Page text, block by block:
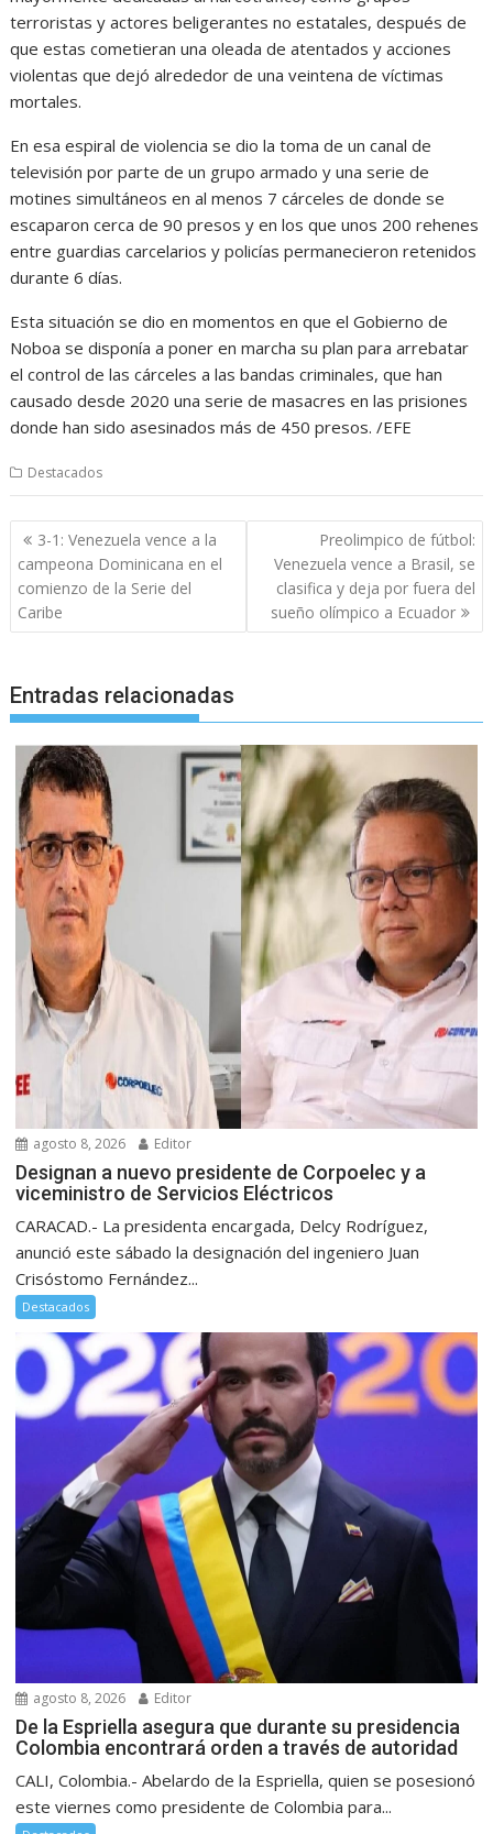
terroristas y actores beligerantes no estatales, después de
que estas cometieran una oleada de atentados y acciones
violentas que dejó alrededor de una veintena de víctimas
mortales.
En esa espiral de violencia se dio la toma de un canal de
televisión por parte de un grupo armado y una serie de
motines simultáneos en al menos 7 cárceles de donde se
escaparon cerca de 90 presos y en los que unos 200 rehenes
entre guardias carcelarios y policías permanecieron retenidos
durante 6 días.
Esta situación se dio en momentos en que el Gobierno de
Noboa se disponía a poner en marcha su plan para arrebatar
el control de las cárceles a las bandas criminales, que han
causado desde 2020 una serie de masacres en las prisiones
donde han sido asesinados más de 450 presos. /EFE
Destacados
Navegación
de
entradas
3-1: Venezuela vence a la
campeona Dominicana en el
comienzo de la Serie del
Caribe
Preolimpico de fútbol:
Venezuela vence a Brasil, se
clasifica y deja por fuera del
sueño olímpico a Ecuador
Entradas relacionadas
agosto 8, 2026 Editor
Designan a nuevo presidente de Corpoelec y a
viceministro de Servicios Eléctricos
CARACAD.- La presidenta encargada, Delcy Rodríguez,
anunció este sábado la designación del ingeniero Juan
Crisóstomo Fernández...
Destacados
agosto 8, 2026 Editor
De la Espriella asegura que durante su presidencia
Colombia encontrará orden a través de autoridad
CALI, Colombia.- Abelardo de la Espriella, quien se posesionó
este viernes como presidente de Colombia para...